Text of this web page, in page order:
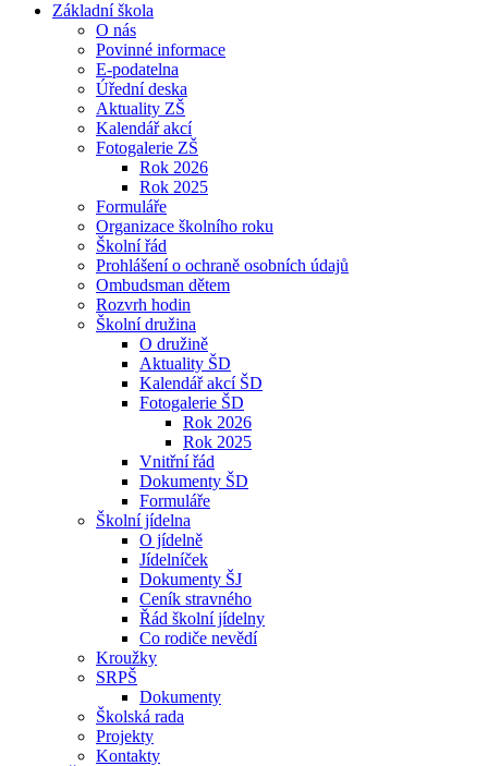
Základní škola
O nás
Povinné informace
E-podatelna
Úřední deska
Aktuality ZŠ
Kalendář akcí
Fotogalerie ZŠ
Rok 2026
Rok 2025
Formuláře
Organizace školního roku
Školní řád
Prohlášení o ochraně osobních údajů
Ombudsman dětem
Rozvrh hodin
Školní družina
O družině
Aktuality ŠD
Kalendář akcí ŠD
Fotogalerie ŠD
Rok 2026
Rok 2025
Vnitřní řád
Dokumenty ŠD
Formuláře
Školní jídelna
O jídelně
Jídelníček
Dokumenty ŠJ
Ceník stravného
Řád školní jídelny
Co rodiče nevědí
Kroužky
SRPŠ
Dokumenty
Školská rada
Projekty
Kontakty